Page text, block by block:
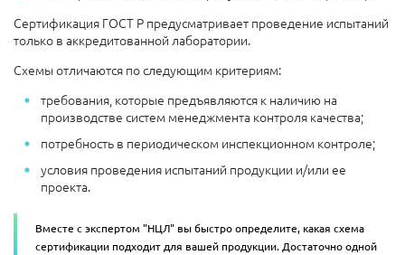
Сертификация ГОСТ Р предусматривает проведение испытаний
только в аккредитованной лаборатории.
Схемы отличаются по следующим критериям:
требования, которые предъявляются к наличию на
производстве систем менеджмента контроля качества;
потребность в периодическом инспекционном контроле;
условия проведения испытаний продукции и/или ее
проекта.
Вместе с экспертом "НЦЛ" вы быстро определите, какая схема
сертификации подходит для вашей продукции. Достаточно одной